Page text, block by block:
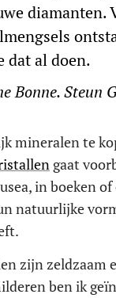
diamanten.
dat al doen.
Bonne. Steun
mineralen te
gaat
in boeken
natuurlijke
zijn zeldzaam
ben ik